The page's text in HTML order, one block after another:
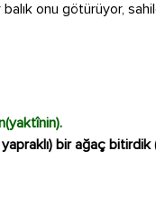
onu götürüyor,
bir ağaç